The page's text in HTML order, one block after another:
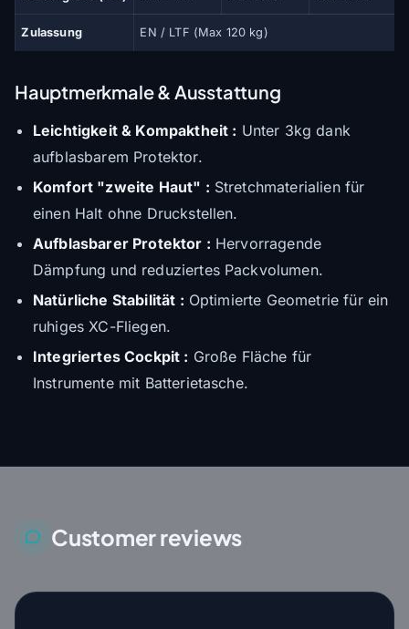
Zulassung EN / LTF (Max 120 kg)
Hauptmerkmale & Ausstattung
Leichtigkeit & Kompaktheit : Unter 3kg dank
aufblasbarem Protektor.
Komfort "zweite Haut" : Stretchmaterialien für
einen Halt ohne Druckstellen.
Aufblasbarer Protektor : Hervorragende
Dämpfung und reduziertes Packvolumen.
Natürliche Stabilität : Optimierte Geometrie für ein
ruhiges XC-Fliegen.
Integriertes Cockpit : Große Fläche für
Instrumente mit Batterietasche.
Customer reviews